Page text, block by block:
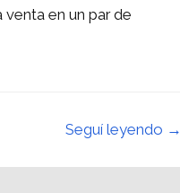
en un par de
Seguí leyendo →